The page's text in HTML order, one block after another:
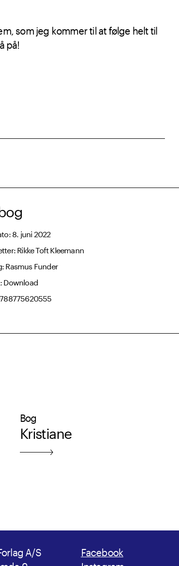
som jeg kommer til at følge helt til
på!
8. juni 2022
Rikke Toft Kleemann
Rasmus Funder
Download
Bog
Kristiane
A/S
Facebook